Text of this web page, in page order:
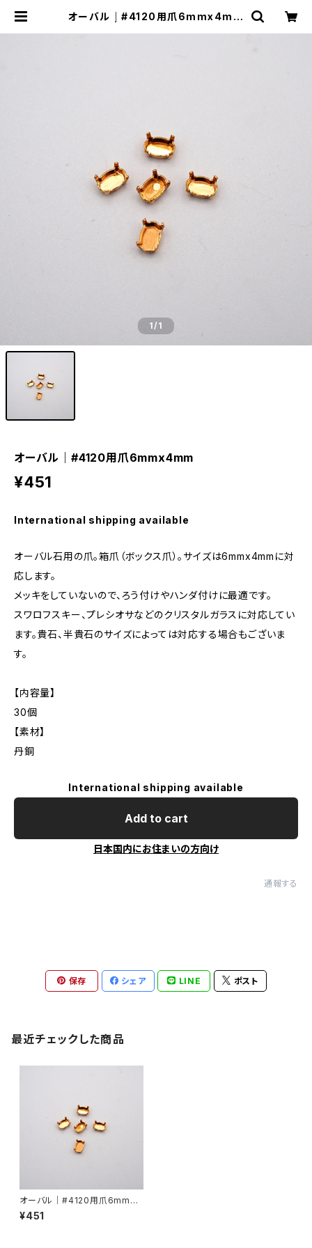
オーバル｜#4120用爪6mmx4mm
1/1
オーバル｜#4120用爪6mmx4mm
¥451
International shipping available
オーバル石用の爪。箱爪（ボックス爪）。サイズは6mmx4mmに対
応します。
メッキをしていないので、ろう付けやハンダ付けに最適です。
スワロフスキー、プレシオサなどのクリスタルガラスに対応してい
ます。貴石、半貴石のサイズによっては対応する場合もございま
す。
【内容量】
30個
【素材】
丹銅
International shipping available
Add to cart
日本国内にお住まいの方向け
通報する
保存 シェア LINE ポスト
最近チェックした商品
オーバル｜#4120用爪6mmx4
mm
¥451